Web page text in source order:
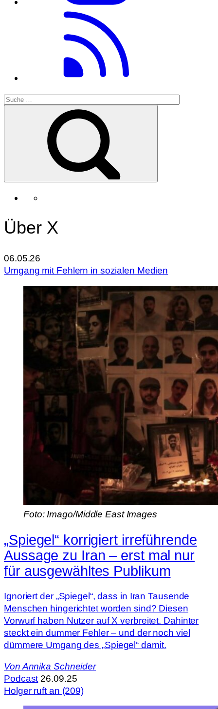
Über X
06.05.26
Umgang mit Fehlern in sozialen Medien
Foto: Imago/Middle East Images
„Spiegel“ korrigiert irreführende
Aussage zu Iran – erst mal nur
für ausgewähltes Publikum
Ignoriert der „Spiegel“, dass in Iran Tausende
Menschen hingerichtet worden sind? Diesen
Vorwurf haben Nutzer auf X verbreitet. Dahinter
steckt ein dummer Fehler – und der noch viel
dümmere Umgang des „Spiegel“ damit.
Von Annika Schneider
Podcast 26.09.25
Holger ruft an (209)